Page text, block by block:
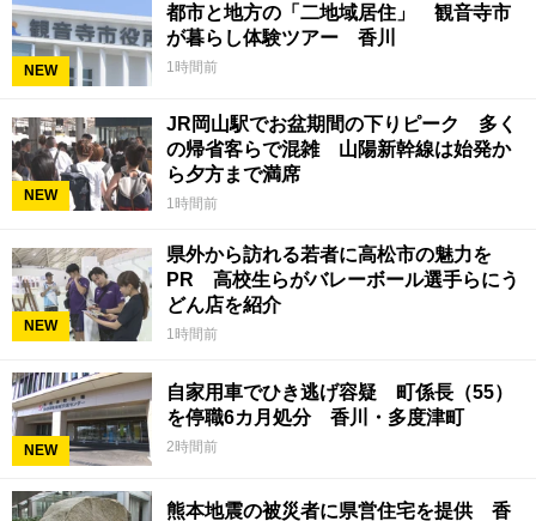
NEW
都市と地方の「二地域居住」 観音寺市
が暮らし体験ツアー 香川
1時間前
NEW
JR岡山駅でお盆期間の下りピーク 多く
の帰省客らで混雑 山陽新幹線は始発か
ら夕方まで満席
1時間前
NEW
県外から訪れる若者に高松市の魅力を
PR 高校生らがバレーボール選手らにう
どん店を紹介
1時間前
NEW
自家用車でひき逃げ容疑 町係長（55）
を停職6カ月処分 香川・多度津町
2時間前
熊本地震の被災者に県営住宅を提供 香